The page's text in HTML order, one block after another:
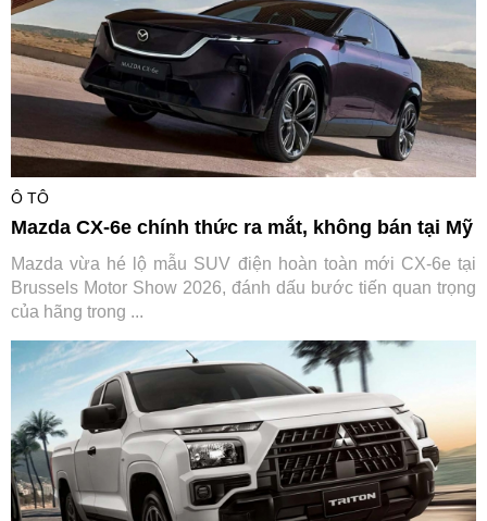
Ô TÔ
Mazda CX-6e chính thức ra mắt, không bán tại Mỹ
Mazda vừa hé lộ mẫu SUV điện hoàn toàn mới CX-6e tại
Brussels Motor Show 2026, đánh dấu bước tiến quan trọng
của hãng trong ...